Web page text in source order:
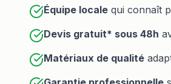
Équipe locale qui connaît
Devis gratuit* sous 48h
Matériaux de qualité